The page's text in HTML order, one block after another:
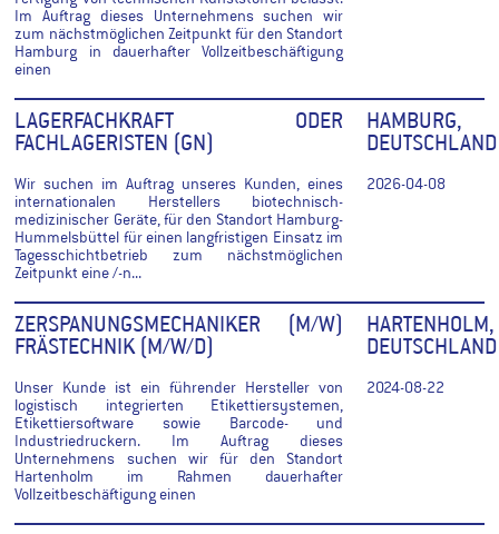
Im Auftrag dieses Unternehmens suchen wir
zum nächstmöglichen Zeitpunkt für den Standort
Hamburg in dauerhafter Vollzeitbeschäftigung
einen
LAGERFACHKRAFT ODER
FACHLAGERISTEN (GN)
Wir suchen im Auftrag unseres Kunden, eines
internationalen Herstellers biotechnisch-
medizinischer Geräte, für den Standort Hamburg-
Hummelsbüttel für einen langfristigen Einsatz im
Tagesschichtbetrieb zum nächstmöglichen
Zeitpunkt eine /-n...
HAMBURG,
DEUTSCHLAND
2026-04-08
ZERSPANUNGSMECHANIKER (M/W)
FRÄSTECHNIK (M/W/D)
Unser Kunde ist ein führender Hersteller von
logistisch integrierten Etikettiersystemen,
Etikettiersoftware sowie Barcode- und
Industriedruckern. Im Auftrag dieses
Unternehmens suchen wir für den Standort
Hartenholm im Rahmen dauerhafter
Vollzeitbeschäftigung einen
HARTENHOLM,
DEUTSCHLAND
2024-08-22